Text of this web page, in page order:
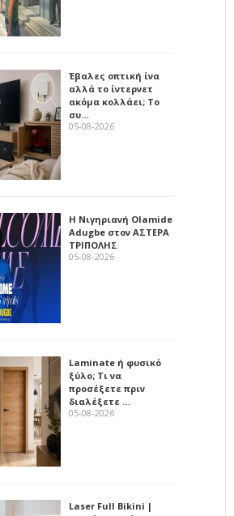
Έβαλες οπτική ίνα
αλλά το ίντερνετ
ακόμα κολλάει; Το
συ…
05-08-2026
Η Νιγηριανή Olamide
Adugbe στον ΑΣΤΕΡΑ
ΤΡΙΠΟΛΗΣ
05-08-2026
Laminate ή φυσικό
ξύλο; Τι να
προσέξετε πριν
διαλέξετε …
05-08-2026
Laser Full Bikini |